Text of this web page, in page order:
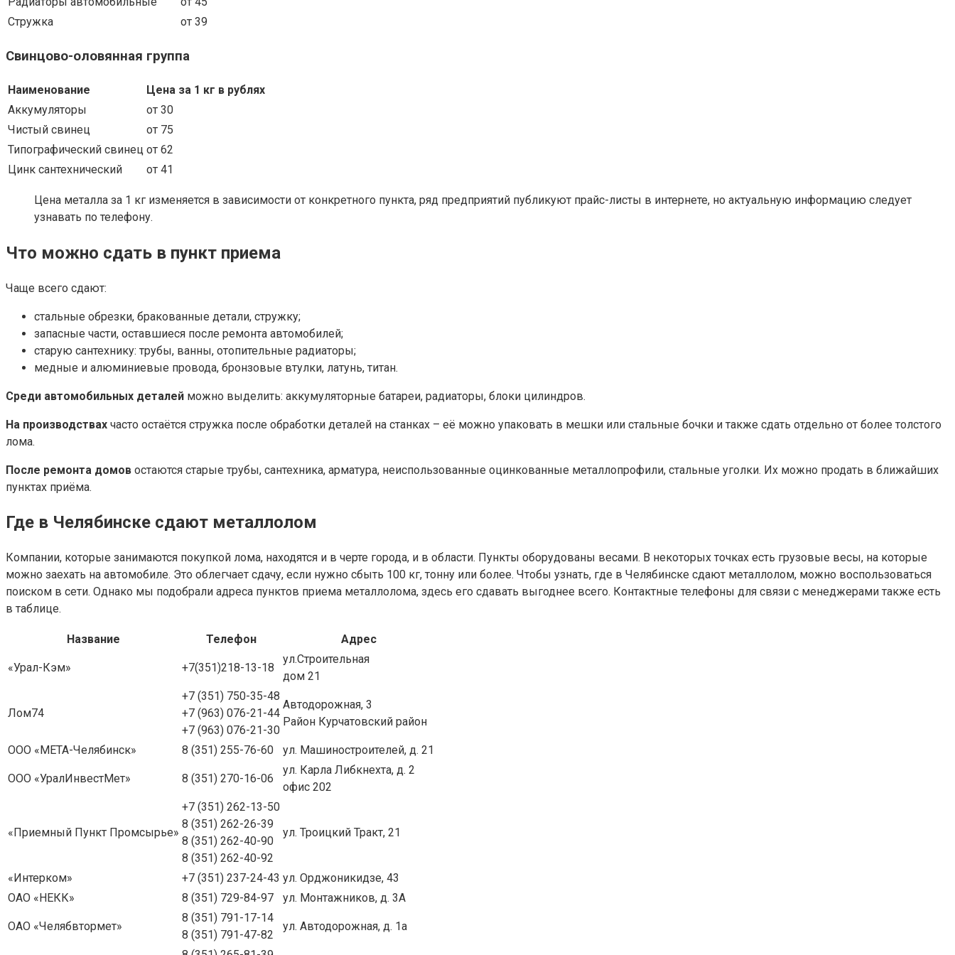
Стружка
от 39
Свинцово-оловянная группа
Наименование
Цена за 1 кг в рублях
Аккумуляторы
от 30
Чистый свинец
от 75
Типографический свинец от 62
Цинк сантехнический
от 41
Цена металла за 1 кг изменяется в зависимости от конкретного пункта, ряд предприятий публикуют прайс-листы в интернете, но актуальную информацию следует
узнавать по телефону.
Что можно сдать в пункт приема
Чаще всего сдают:
стальные обрезки, бракованные детали, стружку;
запасные части, оставшиеся после ремонта автомобилей;
старую сантехнику: трубы, ванны, отопительные радиаторы;
медные и алюминиевые провода, бронзовые втулки, латунь, титан.
Среди автомобильных деталей можно выделить: аккумуляторные батареи, радиаторы, блоки цилиндров.
На производствах часто остаётся стружка после обработки деталей на станках – её можно упаковать в мешки или стальные бочки и также сдать отдельно от более толстого
лома.
После ремонта домов остаются старые трубы, сантехника, арматура, неиспользованные оцинкованные металлопрофили, стальные уголки. Их можно продать в ближайших
пунктах приёма.
Где в Челябинске сдают металлолом
Компании, которые занимаются покупкой лома, находятся и в черте города, и в области. Пункты оборудованы весами. В некоторых точках есть грузовые весы, на которые
можно заехать на автомобиле. Это облегчает сдачу, если нужно сбыть 100 кг, тонну или более. Чтобы узнать, где в Челябинске сдают металлолом, можно воспользоваться
поиском в сети. Однако мы подобрали адреса пунктов приема металлолома, здесь его сдавать выгоднее всего. Контактные телефоны для связи с менеджерами также есть
в таблице.
Название Телефон Адрес
«Урал-Кэм» +7(351)218-13-18
ул.Строительная
дом 21
Лом74
+7 (351) 750-35-48
+7 (963) 076-21-44
+7 (963) 076-21-30
Автодорожная, 3
Район Курчатовский район
ООО «МЕТА-Челябинск» 8 (351) 255-76-60 ул. Машиностроителей, д. 21
ООО «УралИнвестМет» 8 (351) 270-16-06
ул. Карла Либкнехта, д. 2
офис 202
«Приемный Пункт Промсырье»
+7 (351) 262-13-50
8 (351) 262-26-39
8 (351) 262-40-90
8 (351) 262-40-92
ул. Троицкий Тракт, 21
«Интерком» +7 (351) 237-24-43 ул. Орджоникидзе, 43
ОАО «НЕКК»
8 (351) 729-84-97 ул. Монтажников, д. 3А
ОАО «Челябвтормет»
8 (351) 791-17-14
8 (351) 791-47-82
ул. Автодорожная, д. 1а